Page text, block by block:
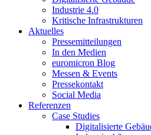
Industrie 4.0
Kritische Infrastrukturen
Aktuelles
Pressemitteilungen
In den Medien
euromicron Blog
Messen & Events
Pressekontakt
Social Media
Referenzen
Case Studies
Digitalisierte